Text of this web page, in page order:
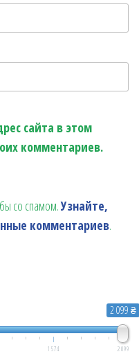
сайта в этом
комментариев.
со спамом.Узнайте,
комментариев.
2 099 ₴
1 574 2 099